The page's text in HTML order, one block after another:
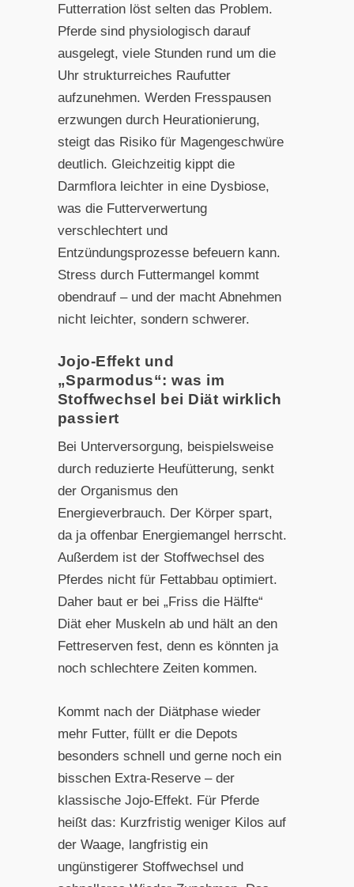
Futterration löst selten das Problem.
Pferde sind physiologisch darauf
ausgelegt, viele Stunden rund um die
Uhr strukturreiches Raufutter
aufzunehmen. Werden Fresspausen
erzwungen durch Heurationierung,
steigt das Risiko für Magengeschwüre
deutlich. Gleichzeitig kippt die
Darmflora leichter in eine Dysbiose,
was die Futterverwertung
verschlechtert und
Entzündungsprozesse befeuern kann.
Stress durch Futtermangel kommt
obendrauf – und der macht Abnehmen
nicht leichter, sondern schwerer.
Jojo-Effekt und
„Sparmodus“: was im
Stoffwechsel bei Diät wirklich
passiert
Bei Unterversorgung, beispielsweise
durch reduzierte Heufütterung, senkt
der Organismus den
Energieverbrauch. Der Körper spart,
da ja offenbar Energiemangel herrscht.
Außerdem ist der Stoffwechsel des
Pferdes nicht für Fettabbau optimiert.
Daher baut er bei „Friss die Hälfte“
Diät eher Muskeln ab und hält an den
Fettreserven fest, denn es könnten ja
noch schlechtere Zeiten kommen.
Kommt nach der Diätphase wieder
mehr Futter, füllt er die Depots
besonders schnell und gerne noch ein
bisschen Extra-Reserve – der
klassische Jojo-Effekt. Für Pferde
heißt das: Kurzfristig weniger Kilos auf
der Waage, langfristig ein
ungünstigerer Stoffwechsel und